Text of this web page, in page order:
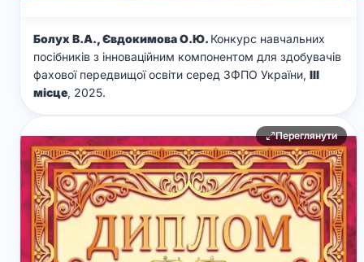
Болух В.А., Євдокимова О.Ю. Конкурс навчальних
посібників з інноваційним компонентом для здобувачів
фахової передвищої освіти серед ЗФПО України, ІІІ
місце, 2025.
Переглянути